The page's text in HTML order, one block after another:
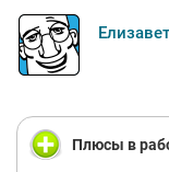
Плюсы в